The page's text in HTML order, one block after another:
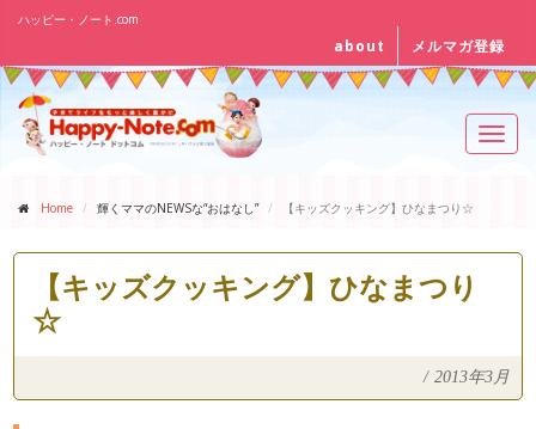
ハッピー・ノート.com
about メルマガ登録
Home 輝くママのNEWSな“おはなし” 【キッズクッキング】ひなまつり☆
【キッズクッキング】ひなまつり
☆
/ 2013年3月